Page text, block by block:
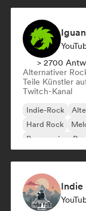
> 2700
Alternativer
Teile Künstler
Twitch-Kanal
Indie-Rock
Hard Rock
Progressiver
Indie